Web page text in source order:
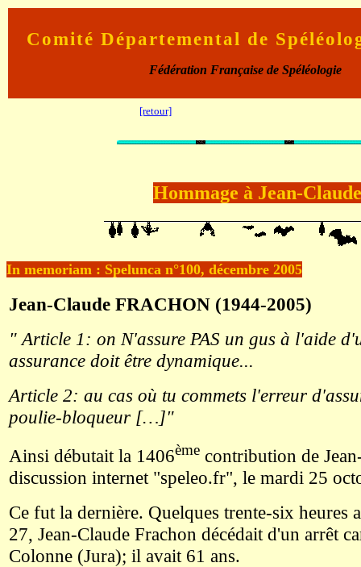
Comité Départemental de
Fédération Française de Spéléologie
[retour]
Hommage à Jean-
In memoriam : Spelunca n°100, décembre 2005
Jean-Claude FRACHON (1944-2005)
" Article 1: on N'assure PAS un gus à l'aide
assurance doit être dynamique...
Article 2: au cas où tu commets l'erreur
poulie-bloqueur […]"
Ainsi débutait la 1406ème contribution de
discussion internet "speleo.fr", le mardi 25
Ce fut la dernière. Quelques trente-six heures
27, Jean-Claude Frachon décédait d'un arrêt
Colonne (Jura); il avait 61 ans.